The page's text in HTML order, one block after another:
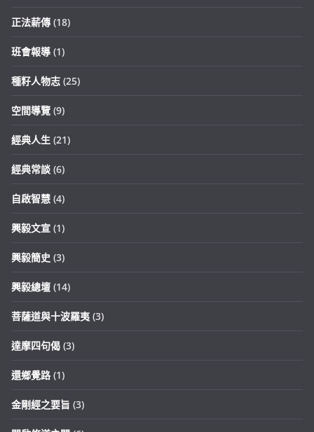
正法薪傳 (18)
班會報導 (1)
種籽人物志 (25)
空間導覽 (9)
經典人生 (21)
經典常談 (6)
自啟智慧 (4)
興毅文宣 (1)
興毅簡史 (3)
興毅總壇 (14)
菩薩道與十波羅夷 (3)
達摩四句偈 (3)
還鄉覺路 (1)
金剛經之要旨 (3)